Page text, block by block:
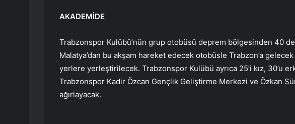
AKADEMİDE
Trabzonspor Kulübü’nün grup otobüsü deprem bölgesinden 40
Malatya’dan bu akşam hareket edecek otobüsle Trabzon’a
yerlere yerleştirilecek. Trabzonspor Kulübü ayrıca 25’i kız, 30’u
Trabzonspor Kadir Özcan Gençlik Geliştirme Merkezi ve Özkan
ağırlayacak.